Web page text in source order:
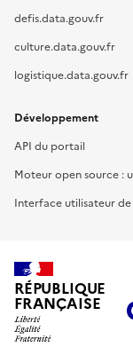
defis.data.gouv.fr
culture.data.gouv.fr
logistique.data.gouv.fr
Développement
API du portail
Moteur open source :
Interface utilisateur
RÉPUBLIQUE
FRANÇAISE